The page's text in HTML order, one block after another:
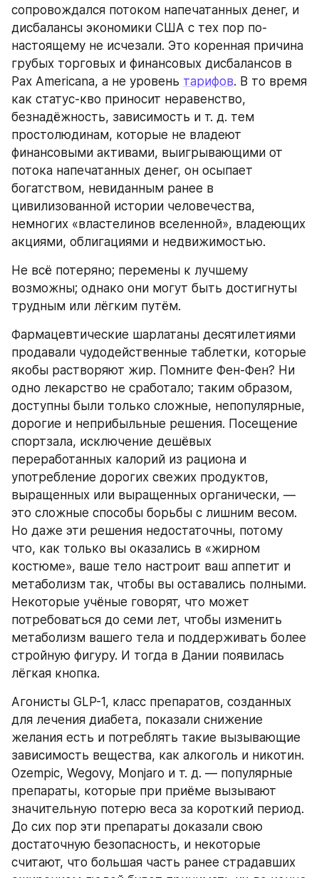
сопровождался потоком напечатанных денег, и
дисбалансы экономики США с тех пор по-
настоящему не исчезали. Это коренная причина
грубых торговых и финансовых дисбалансов в
Pax Americana, а не уровень тарифов. В то время
как статус-кво приносит неравенство,
безнадёжность, зависимость и т. д. тем
простолюдинам, которые не владеют
финансовыми активами, выигрывающими от
потока напечатанных денег, он осыпает
богатством, невиданным ранее в
цивилизованной истории человечества,
немногих «властелинов вселенной», владеющих
акциями, облигациями и недвижимостью.
Не всё потеряно; перемены к лучшему
возможны; однако они могут быть достигнуты
трудным или лёгким путём.
Фармацевтические шарлатаны десятилетиями
продавали чудодейственные таблетки, которые
якобы растворяют жир. Помните Фен-Фен? Ни
одно лекарство не сработало; таким образом,
доступны были только сложные, непопулярные,
дорогие и неприбыльные решения. Посещение
спортзала, исключение дешёвых
переработанных калорий из рациона и
употребление дорогих свежих продуктов,
выращенных или выращенных органически, —
это сложные способы борьбы с лишним весом.
Но даже эти решения недостаточны, потому
что, как только вы оказались в «жирном
костюме», ваше тело настроит ваш аппетит и
метаболизм так, чтобы вы оставались полными.
Некоторые учёные говорят, что может
потребоваться до семи лет, чтобы изменить
метаболизм вашего тела и поддерживать более
стройную фигуру. И тогда в Дании появилась
лёгкая кнопка.
Агонисты GLP-1, класс препаратов, созданных
для лечения диабета, показали снижение
желания есть и потреблять такие вызывающие
зависимость вещества, как алкоголь и никотин.
Ozempic, Wegovy, Monjaro и т. д. — популярные
препараты, которые при приёме вызывают
значительную потерю веса за короткий период.
До сих пор эти препараты доказали свою
достаточную безопасность, и некоторые
считают, что большая часть ранее страдавших